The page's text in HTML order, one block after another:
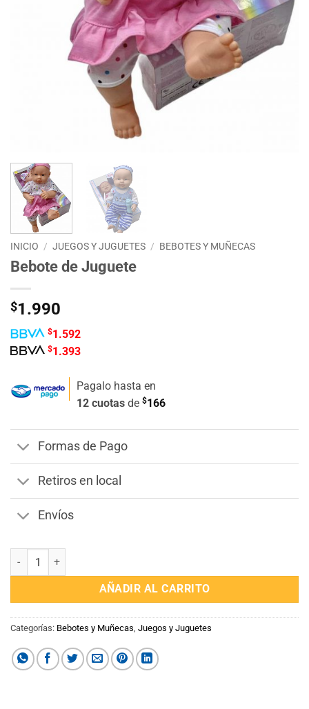
INICIO / JUEGOS Y JUGUETES / BEBOTES Y MUÑECAS
Bebote de Juguete
$1.990
$1.592
$1.393
Pagalo hasta en
12 cuotas de $166
Formas de Pago
Retiros en local
Envíos
Bebote de Juguete cantidad
AÑADIR AL CARRITO
Categorías: Bebotes y Muñecas, Juegos y Juguetes